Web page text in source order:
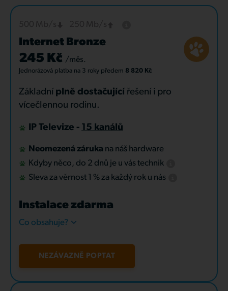
Internet Bronze
245 Kč /měs.
Jednorázová platba na 3 roky předem 8 820 Kč
Základní plně dostačující řešení i pro
vícečlennou rodinu.
IP Televize - 15 kanálů
Neomezená záruka na náš hardware
Kdyby něco, do 2 dnů je u vás technik
Sleva za věrnost 1 % za každý rok u nás
Instalace zdarma
Co obsahuje?
NEZÁVAZNĚ POPTAT